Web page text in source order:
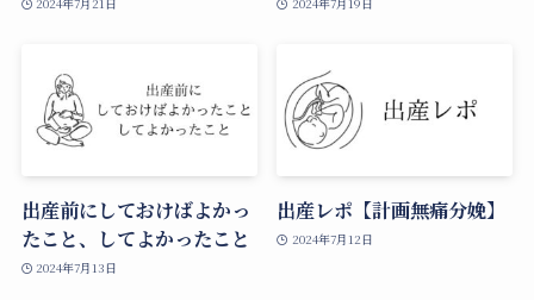
出産前にしておけばよかっ
たこと、してよかったこと
2024年7月13日
出産レポ【計画無痛分娩】
2024年7月12日